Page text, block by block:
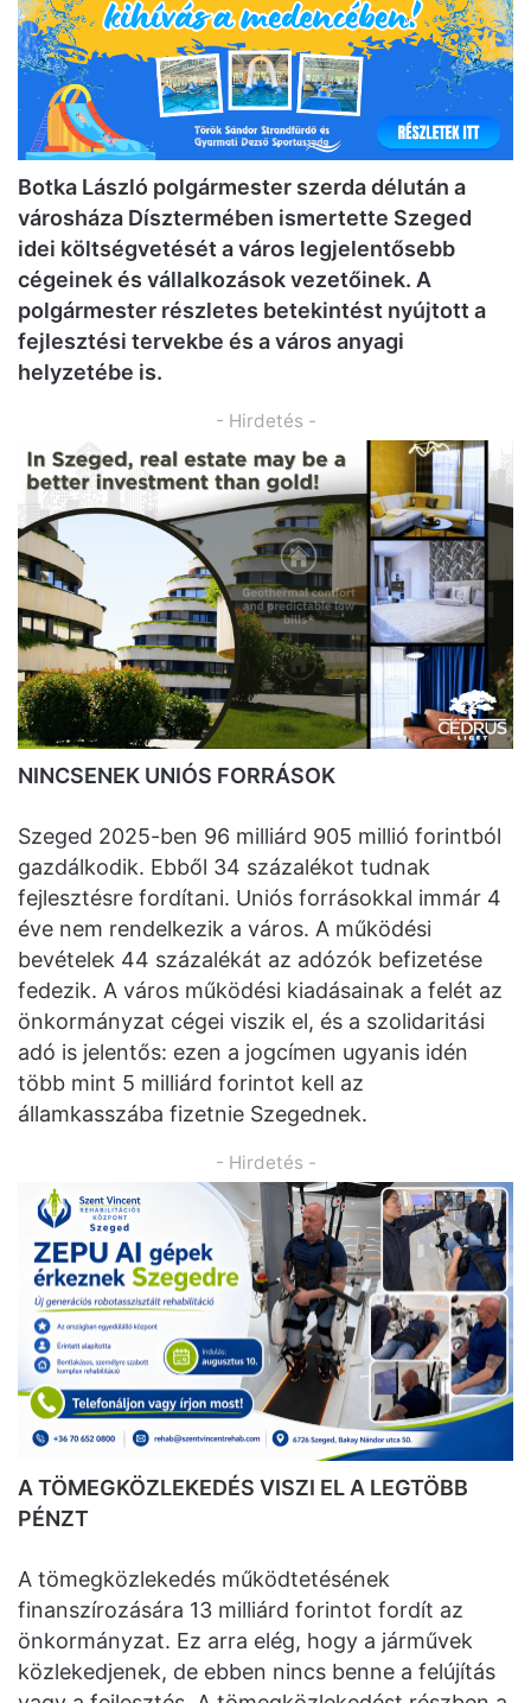
Botka László polgármester szerda délután a
városháza Dísztermében ismertette Szeged
idei költségvetését a város legjelentősebb
cégeinek és vállalkozások vezetőinek. A
polgármester részletes betekintést nyújtott a
fejlesztési tervekbe és a város anyagi
helyzetébe is.
- Hirdetés -
NINCSENEK UNIÓS FORRÁSOK
Szeged 2025-ben 96 milliárd 905 millió forintból
gazdálkodik. Ebből 34 százalékot tudnak
fejlesztésre fordítani. Uniós forrásokkal immár 4
éve nem rendelkezik a város. A működési
bevételek 44 százalékát az adózók befizetése
fedezik. A város működési kiadásainak a felét az
önkormányzat cégei viszik el, és a szolidaritási
adó is jelentős: ezen a jogcímen ugyanis idén
több mint 5 milliárd forintot kell az
államkasszába fizetnie Szegednek.
- Hirdetés -
A TÖMEGKÖZLEKEDÉS VISZI EL A LEGTÖBB
PÉNZT
A tömegközlekedés működtetésének
finanszírozására 13 milliárd forintot fordít az
önkormányzat. Ez arra elég, hogy a járművek
közlekedjenek, de ebben nincs benne a felújítás